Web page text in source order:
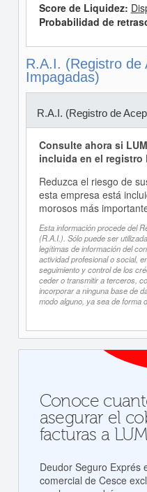
Score de Liquidez:
Probabilidad de
R.A.I. (Registro de
Impagadas)
R.A.I. (Registro de
Consulte ahora si
incluida en el registro
Reduzca el riesgo de
esta empresa está
morosos más
Esta información procede del
(R.A.I.). Sólo puede ser
legítimas de información del
actividad profesional o social,
seguimiento y control de los
ceder o transmitir a terceros,
incorporar a ninguna base de
modo alguno, ya sea de forma
Conoce
asegurar el
facturas a
Deudor Seguro Exprés
comercial de Cesce